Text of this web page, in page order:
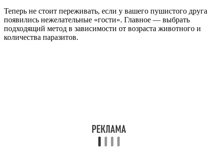
Теперь не стоит переживать, если у вашего пушистого друга
появились нежелательные «гости». Главное — выбрать
подходящий метод в зависимости от возраста животного и
количества паразитов.